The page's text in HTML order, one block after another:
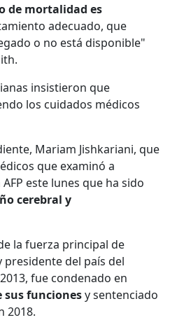
de mortalidad es
adecuado, que
o no está disponible"
insistieron que
los cuidados médicos
Mariam Jishkariani, que
que examinó a
este lunes que ha sido
cerebral y
la fuerza principal de
presidente del país del
fue condenado en
sus funcionesy sentenciado
2018.